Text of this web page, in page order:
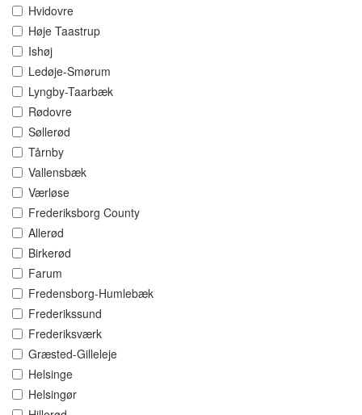
Hvidovre
Høje Taastrup
Ishøj
Ledøje-Smørum
Lyngby-Taarbæk
Rødovre
Søllerød
Tårnby
Vallensbæk
Værløse
Frederiksborg County
Allerød
Birkerød
Farum
Fredensborg-Humlebæk
Frederikssund
Frederiksværk
Græsted-Gilleleje
Helsinge
Helsingør